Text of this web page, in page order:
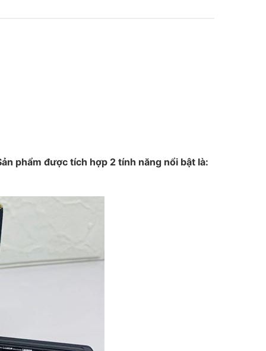
phẩm được tích hợp 2 tính năng nổi bật là: